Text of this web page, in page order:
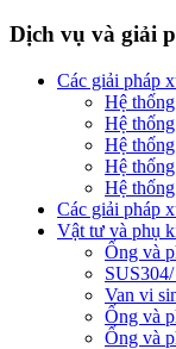
Dịch vụ và giải
Các giải pháp
Hệ
Hệ
Hệ
Hệ
Hệ
Các giải pháp
Vật tư và phụ
Ống và
Van vi
Ống và
Ống và